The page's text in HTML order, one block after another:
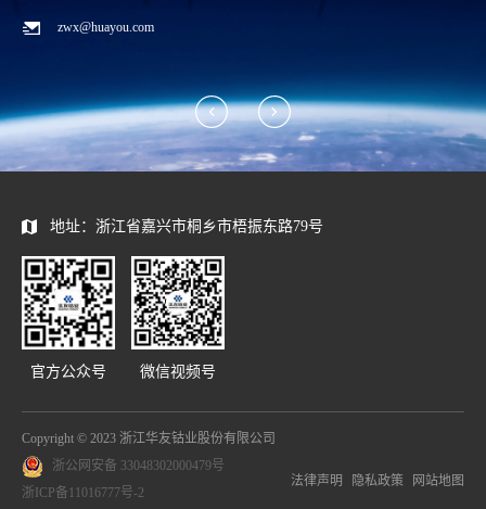
zwx@huayou.com
地址：浙江省嘉兴市桐乡市梧振东路79号
官方公众号 微信视频号
Copyright © 2023 浙江华友钴业股份有限公司
浙公网安备 33048302000479号
浙ICP备11016777号-2
法律声明 隐私政策 网站地图